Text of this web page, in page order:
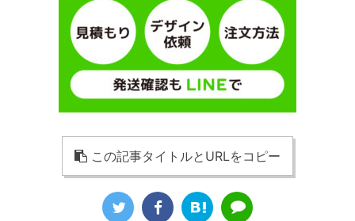
この記事タイトルとURLをコピー